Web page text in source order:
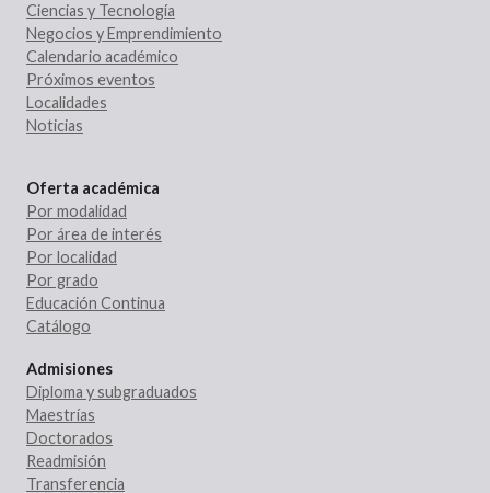
Ciencias y Tecnología
Negocios y Emprendimiento
Calendario académico
Próximos eventos
Localidades
Noticias
Oferta académica
Por modalidad
Por área de interés
Por localidad
Por grado
Educación Continua
Catálogo
Admisiones
Diploma y subgraduados
Maestrías
Doctorados
Readmisión
Transferencia